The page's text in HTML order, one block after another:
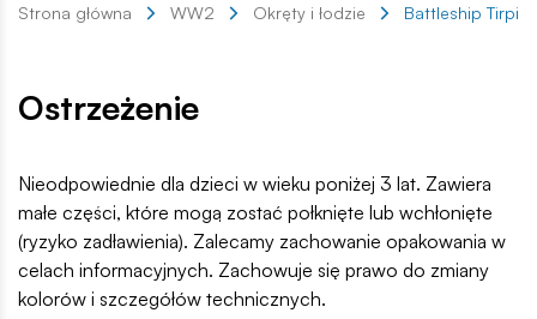
Strona główna WW2 Okręty i łodzie Battleship Tirpitz
Ostrzeżenie
Nieodpowiednie dla dzieci w wieku poniżej 3 lat. Zawiera
małe części, które mogą zostać połknięte lub wchłonięte
(ryzyko zadławienia). Zalecamy zachowanie opakowania w
celach informacyjnych. Zachowuje się prawo do zmiany
kolorów i szczegółów technicznych.